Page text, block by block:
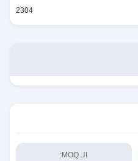
2304
الـ MOQ: